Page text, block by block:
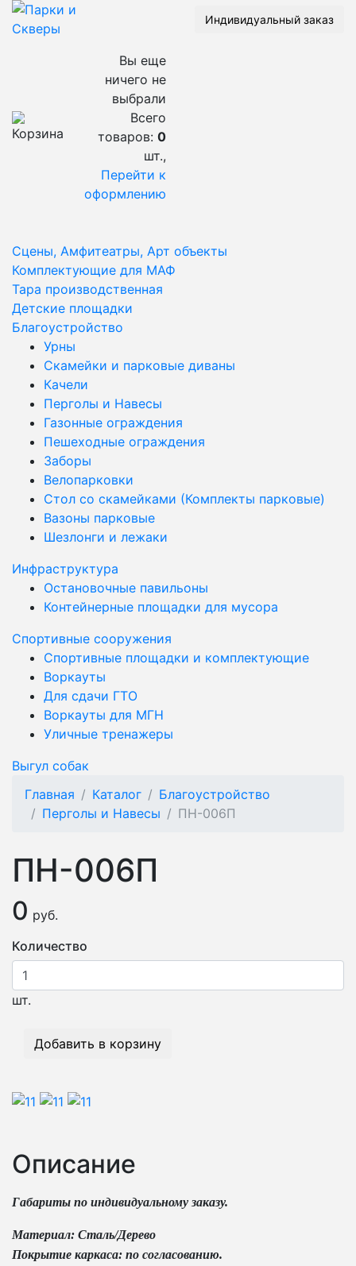
Индивидуальный заказ
Вы еще
ничего не
выбрали
Всего
товаров: 0
шт.,
Перейти к
оформлению
Сцены, Амфитеатры, Арт объекты
Комплектующие для МАФ
Тара производственная
Детские площадки
Благоустройство
Урны
Скамейки и парковые диваны
Качели
Перголы и Навесы
Газонные ограждения
Пешеходные ограждения
Заборы
Велопарковки
Стол со скамейками (Комплекты парковые)
Вазоны парковые
Шезлонги и лежаки
Инфраструктура
Остановочные павильоны
Контейнерные площадки для мусора
Спортивные сооружения
Спортивные площадки и комплектующие
Воркауты
Для сдачи ГТО
Воркауты для МГН
Уличные тренажеры
Выгул собак
Главная
Каталог
Благоустройство
Перголы и Навесы
ПН-006П
ПН-006П
0 руб.
Количество
шт.
Добавить в корзину
Описание
Габариты по индивидуальному заказу.
Материал: Сталь/Дерево
Покрытие каркаса: по согласованию.